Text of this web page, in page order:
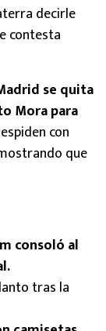
decirle
contesta
se quita
Mora para
con
que
consoló al
tras la